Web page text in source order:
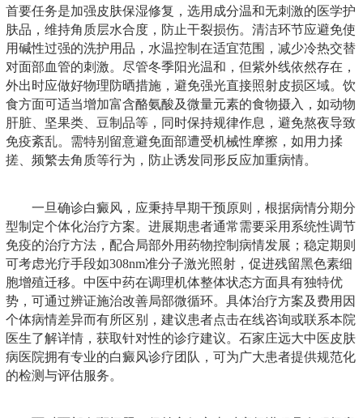
首要任务是加强皮肤保湿修复，选用成分温和无刺激的医学护
肤品，维持角质层水合度，防止干裂损伤。清洁环节应避免使
用碱性过强的洗护用品，水温控制在适宜范围，减少冷热交替
对面部血管的刺激。尽管冬季阳光温和，但紫外线依然存在，
外出时应做好物理防晒措施，避免强光直接照射皮损区域。饮
食方面可适当增加富含酪氨酸及微量元素的食物摄入，如动物
肝脏、坚果类、豆制品等，同时保持规律作息，避免熬夜导致
免疫紊乱。需特别留意避免面部遭受机械性摩擦，如用力揉
搓、频繁去角质等行为，防止诱发同形反应加重病情。
一旦确诊白癜风，应秉持早期干预原则，根据病情分期分
型制定个体化治疗方案。进展期患者通常需要采用系统性调节
免疫的治疗方法，配合局部外用药物控制病情发展；稳定期则
可考虑光疗手段如308nm准分子激光照射，促进残留黑色素细
胞增殖迁移。中医中药在调理机体整体状态方面具有独特优
势，可通过辨证施治改善局部微循环。具体治疗方案及费用因
个体病情差异而有所区别，建议患者点击在线咨询或联系本院
医生了解详情，获取针对性的诊疗建议。石家庄远大中医皮肤
病医院拥有专业的白癜风诊疗团队，可为广大患者提供规范化
的检测与评估服务。